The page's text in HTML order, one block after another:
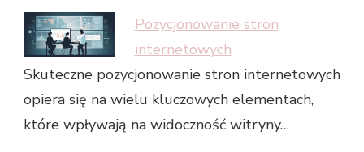
Pozycjonowanie stron
internetowych
Skuteczne pozycjonowanie stron internetowych
opiera się na wielu kluczowych elementach,
które wpływają na widoczność witryny…